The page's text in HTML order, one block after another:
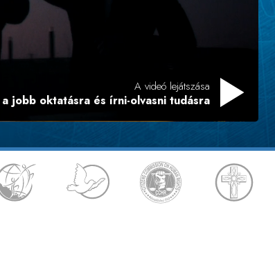
Megoldások a drogokra
Eszközök a munkahelyen
Az etika és az állapotok
Kivizsgálások
A szervezés alapjai
A videó lejátszása
jobb oktatásra és írni-olvasni tudásra